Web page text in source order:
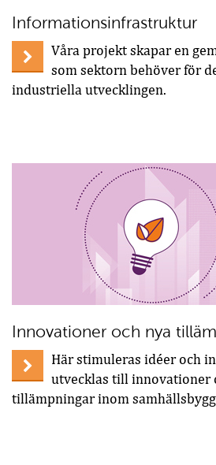
Informationsinfrastruktur
Våra projekt skapar en
som sektorn behöver för
industriella utvecklingen.
Innovationer och nya
Här stimuleras idéer och
utvecklas till innovationer
tillämpningar inom